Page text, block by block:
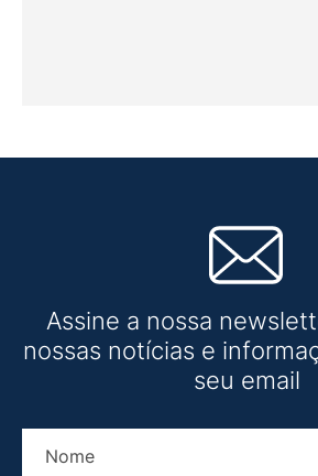
Assine a nossa
nossas notícias e
seu email